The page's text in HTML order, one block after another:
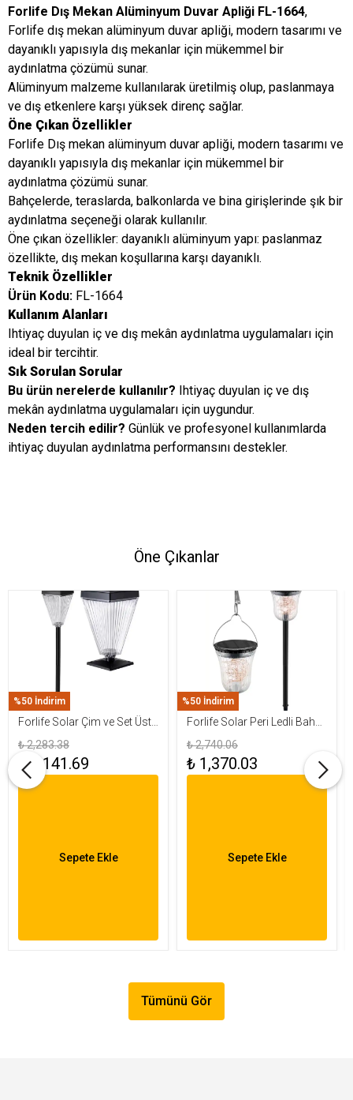
Forlife Dış Mekan Alüminyum Duvar Apliği FL-1664,
Forlife dış mekan alüminyum duvar apliği, modern tasarımı ve
dayanıklı yapısıyla dış mekanlar için mükemmel bir
aydınlatma çözümü sunar.
Alüminyum malzeme kullanılarak üretilmiş olup, paslanmaya
ve dış etkenlere karşı yüksek direnç sağlar.
Öne Çıkan Özellikler
Forlife Dış mekan alüminyum duvar apliği, modern tasarımı ve
dayanıklı yapısıyla dış mekanlar için mükemmel bir
aydınlatma çözümü sunar.
Bahçelerde, teraslarda, balkonlarda ve bina girişlerinde şık bir
aydınlatma seçeneği olarak kullanılır.
Öne çıkan özellikler: dayanıklı alüminyum yapı: paslanmaz
özellikte, dış mekan koşullarına karşı dayanıklı.
Teknik Özellikler
Ürün Kodu: FL-1664
Kullanım Alanları
Ihtiyaç duyulan iç ve dış mekân aydınlatma uygulamaları için
ideal bir tercihtir.
Sık Sorulan Sorular
Bu ürün nerelerde kullanılır? Ihtiyaç duyulan iç ve dış
mekân aydınlatma uygulamaları için uygundur.
Neden tercih edilir? Günlük ve profesyonel kullanımlarda
ihtiyaç duyulan aydınlatma performansını destekler.
Öne Çıkanlar
%50 İndirim
Forlife Solar Çim ve Set Üstü
Armatür 15W FL-3283
₺ 2,283.38
₺ 1,141.69
Sepete Ekle
%50 İndirim
Forlife Solar Peri Ledli Bahçe
Aydınlatma Armatürü FL-
3284
₺ 2,740.06
₺ 1,370.03
Sepete Ekle
Tümünü Gör